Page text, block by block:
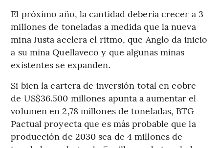
El próximo año, la cantidad debería crecer a 3
millones de toneladas a medida que la nueva
mina Justa acelera el ritmo, que Anglo da inicio
a su mina Quellaveco y que algunas minas
existentes se expanden.
Si bien la cartera de inversión total en cobre
de US$36.500 millones apunta a aumentar el
volumen en 2,78 millones de toneladas, BTG
Pactual proyecta que es más probable que la
producción de 2030 sea de 4 millones de